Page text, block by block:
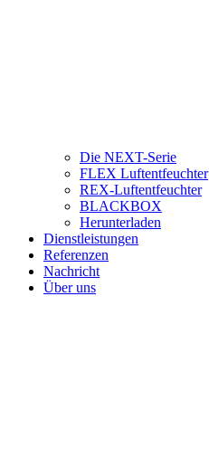
Die NEXT-Serie
FLEX Luftentfeuchter
REX-Luftentfeuchter
BLACKBOX
Herunterladen
Dienstleistungen
Referenzen
Nachricht
Über uns